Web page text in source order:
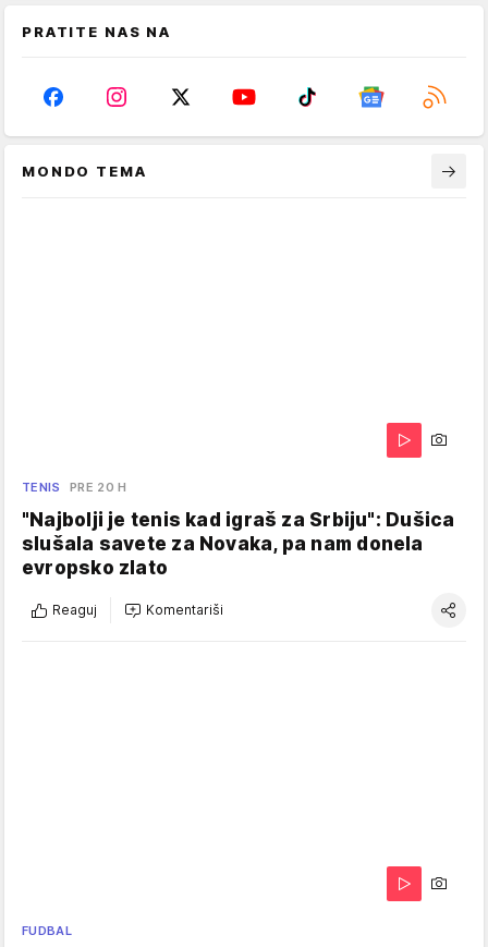
PRATITE NAS NA
MONDO TEMA
TENIS PRE 20 H
"Najbolji je tenis kad igraš za Srbiju": Dušica
slušala savete za Novaka, pa nam donela
evropsko zlato
Reaguj Komentariši
FUDBAL